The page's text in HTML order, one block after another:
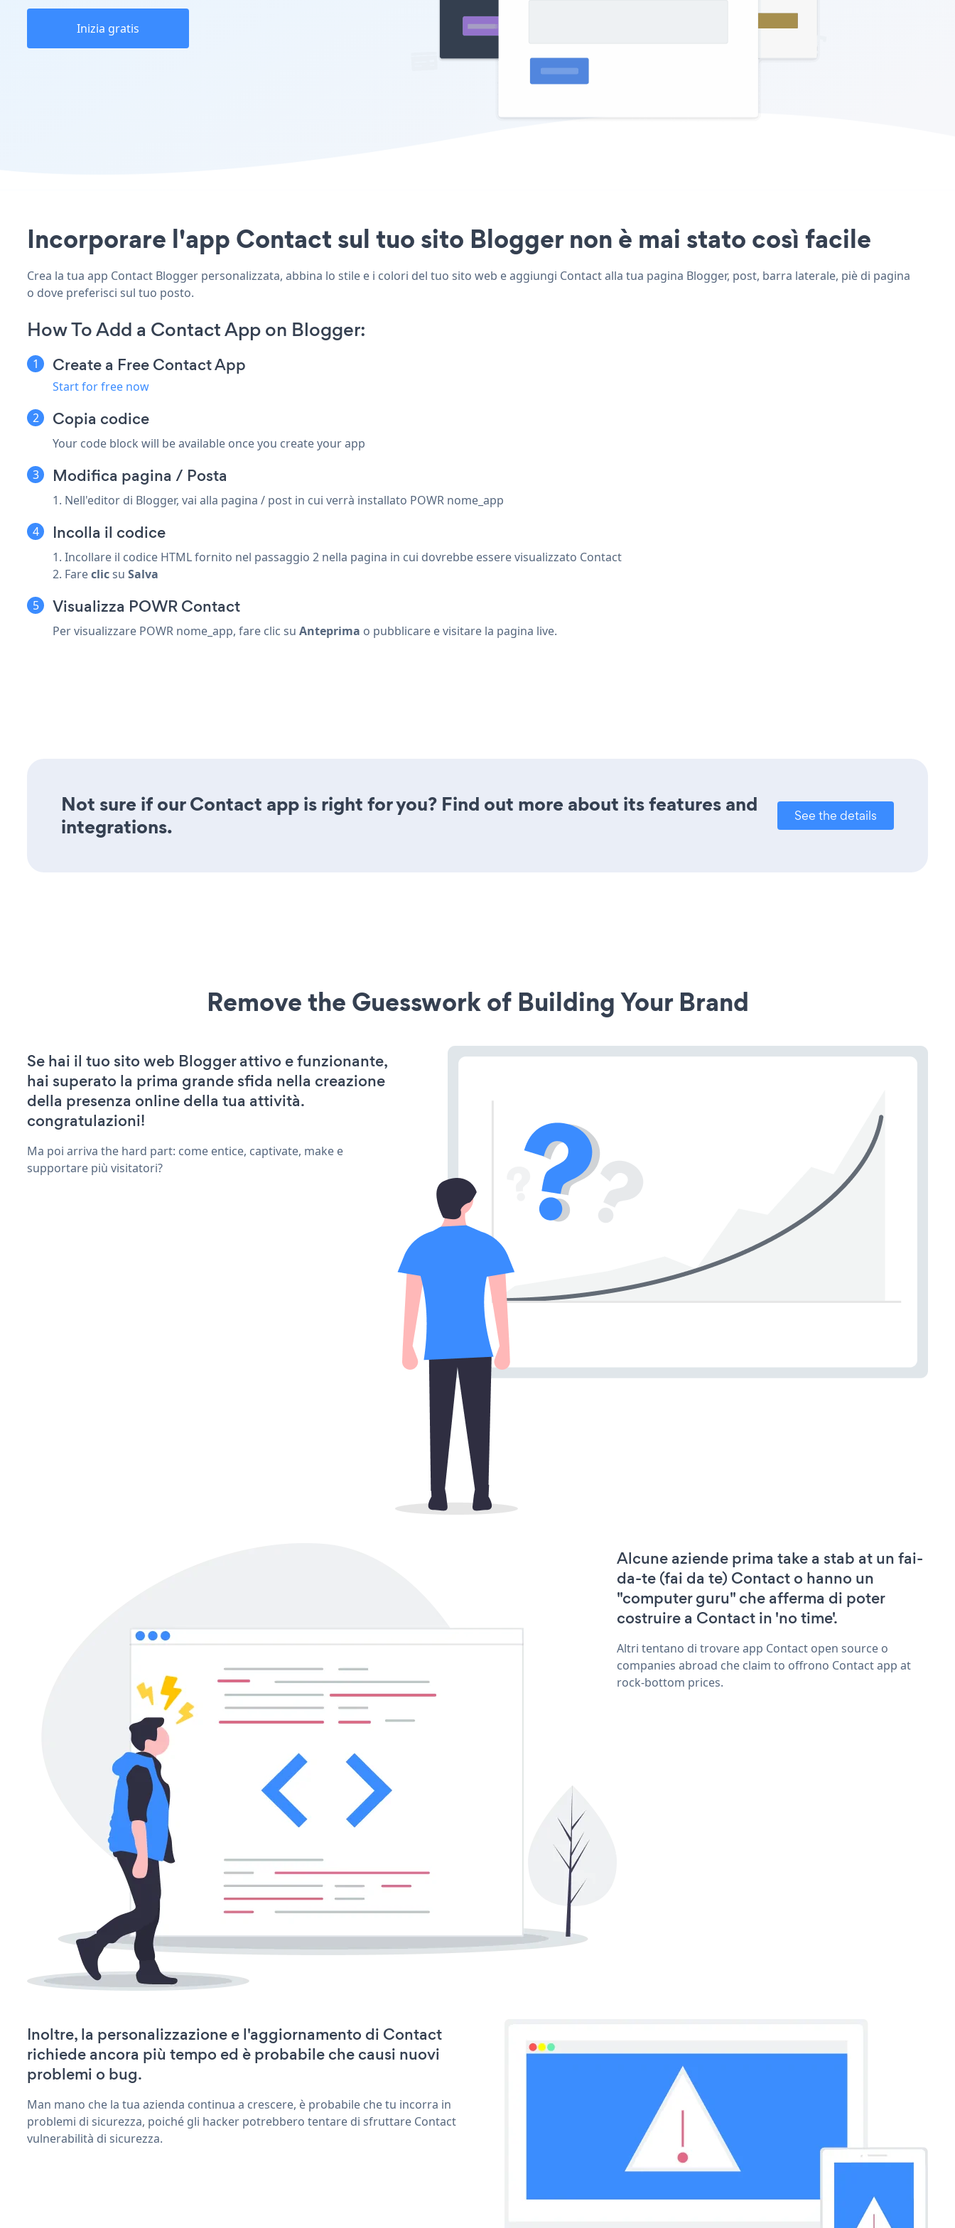
Inizia gratis
Incorporare l'app Contact sul tuo sito Blogger non è mai stato così facile
Crea la tua app Contact Blogger personalizzata, abbina lo stile e i colori del tuo sito web e aggiungi Contact alla tua pagina Blogger, post, barra laterale, piè di pagina
o dove preferisci sul tuo posto.
How To Add a Contact App on Blogger:
Create a Free Contact App
Start for free now
Copia codice
Your code block will be available once you create your app
Modifica pagina / Posta
1. Nell'editor di Blogger, vai alla pagina / post in cui verrà installato POWR nome_app
Incolla il codice
1. Incollare il codice HTML fornito nel passaggio 2 nella pagina in cui dovrebbe essere visualizzato Contact
2. Fareclicsu Salva
Visualizza POWR Contact
Per visualizzare POWR nome_app, fare clic su Anteprima o pubblicare e visitare la pagina live.
Not sure if our Contact app is right for you? Find out more about its features and
integrations.
See the details
Remove the Guesswork of Building Your Brand
Se hai il tuo sito web Blogger attivo e funzionante,
hai superato la prima grande sfida nella creazione
della presenza online della tua attività.
congratulazioni!
Ma poi arriva the hard part: come entice, captivate, make e
supportare più visitatori?
Alcune aziende prima take a stab at un fai-
da-te (fai da te) Contact o hanno un
"computer guru" che afferma di poter
costruire a Contact in 'no time'.
Altri tentano di trovare app Contact open source o
companies abroad che claim to offrono Contact app at
rock-bottom prices.
Inoltre, la personalizzazione e l'aggiornamento di Contact
richiede ancora più tempo ed è probabile che causi nuovi
problemi o bug.
Man mano che la tua azienda continua a crescere, è probabile che tu incorra in
problemi di sicurezza, poiché gli hacker potrebbero tentare di sfruttare Contact
vulnerabilità di sicurezza.